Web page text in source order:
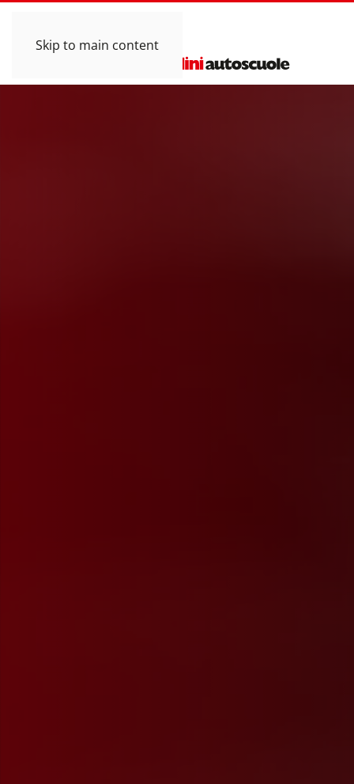
Skip to main content